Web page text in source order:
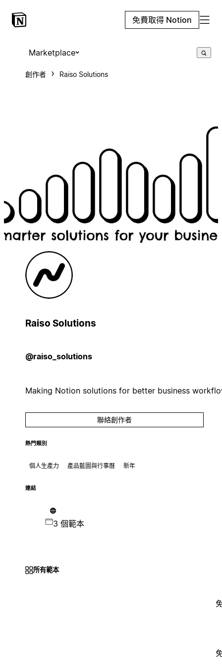
免費取得 Notion
Marketplace
創作者 Raiso Solutions
Raiso Solutions
@raiso_solutions
Making Notion solutions for better business
聯絡創作者
熱門類別
個人生產力 產品藍圖與行事曆 新年
連結
3 個範本
所有範本